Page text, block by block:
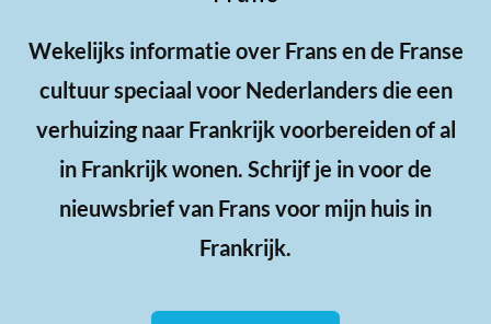
Wekelijks informatie over Frans en de Franse
cultuur speciaal voor Nederlanders die een
verhuizing naar Frankrijk voorbereiden of al
in Frankrijk wonen. Schrijf je in voor de
nieuwsbrief van Frans voor mijn huis in
Frankrijk.